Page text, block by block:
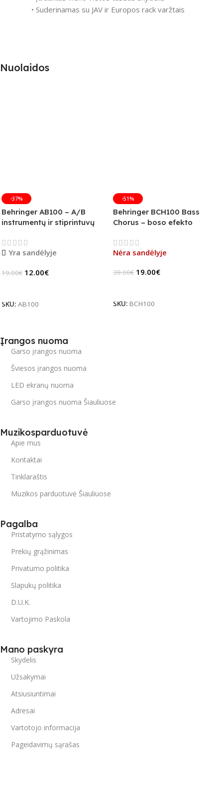
• Suderinamas su JAV ir Europos rack varžtais
Nuolaidos
-37%
Behringer AB100 – A/B
instrumentų ir stiprintuvų
Yra sandėlyje
19.00€ 12.00€
SKU: AB100
-51%
Behringer BCH100 Bass
Chorus – boso efekto
Nėra sandėlyje
39.00€ 19.00€
SKU: BCH100
Įrangos nuoma
Garso įrangos nuoma
Šviesos įrangos nuoma
LED ekranų nuoma
Garso įrangos nuoma Šiauliuose
Muzikosparduotuvė
Apie mus
Kontaktai
Tinklaraštis
Muzikos parduotuvė Šiauliuose
Pagalba
Pristatymo sąlygos
Prekių grąžinimas
Privatumo politika
Slapukų politika
D.U.K.
Vartojimo Paskola
Mano paskyra
Skydelis
Užsakymai
Atsiusiuntimai
Adresai
Vartotojo informacija
Pageidavimų sąrašas